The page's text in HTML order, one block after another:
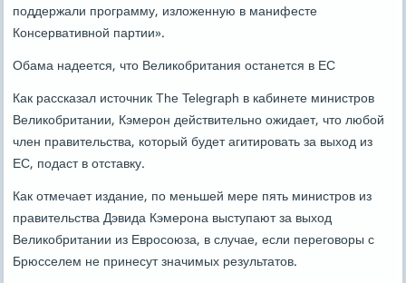
поддержали программу, изложенную в манифесте
Консервативной партии».
Обама надеется, что Великобритания останется в ЕС
Как рассказал источник The Telegraph в кабинете министров
Великобритании, Кэмерон действительно ожидает, что любой
член правительства, который будет агитировать за выход из
ЕС, подаст в отставку.
Как отмечает издание, по меньшей мере пять министров из
правительства Дэвида Кэмерона выступают за выход
Великобритании из Евросоюза, в случае, если переговоры с
Брюсселем не принесут значимых результатов.